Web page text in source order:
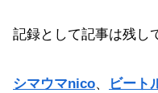
記録として記事は残し
シマウマnico、 ビート